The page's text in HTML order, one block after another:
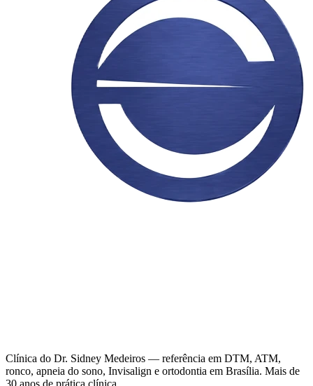
Clínica do Dr. Sidney Medeiros — referência em DTM, ATM,
ronco, apneia do sono, Invisalign e ortodontia em Brasília. Mais de
30 anos de prática clínica.